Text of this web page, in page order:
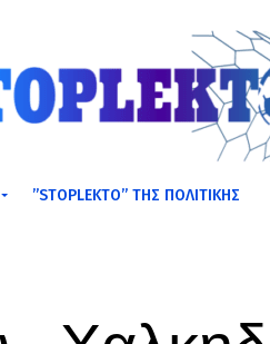
”STOPLEKTO” ΤΗΣ ΠΟΛΙΤΙΚΗΣ